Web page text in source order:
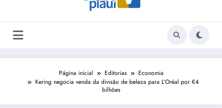
Página inicial Editorias
Economia
Kering negocia venda da divisão de beleza para L’Oréal por €4
bilhões